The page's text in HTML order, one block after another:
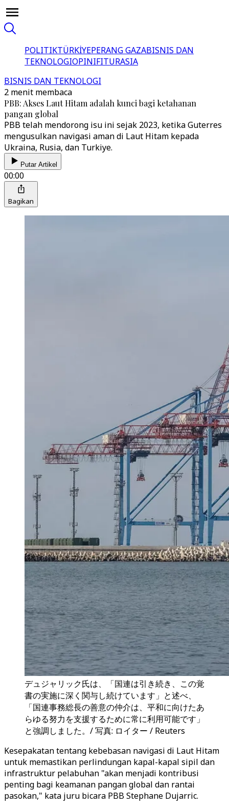
POLITIKTÜRKİYEPERANG GAZABISNIS DAN
TEKNOLOGIOPINIFITURASIA
BISNIS DAN TEKNOLOGI
2 menit membaca
PBB: Akses Laut Hitam adalah kunci bagi ketahanan
pangan global
PBB telah mendorong isu ini sejak 2023, ketika Guterres
mengusulkan navigasi aman di Laut Hitam kepada
Ukraina, Rusia, dan Turkiye.
Putar Artikel
00:00
Bagikan
デュジャリック氏は、「国連は引き続き、この覚
書の実施に深く関与し続けています」と述べ、
「国連事務総長の善意の仲介は、平和に向けたあ
らゆる努力を支援するために常に利用可能です」
と強調しました。/ 写真: ロイター / Reuters
Kesepakatan tentang kebebasan navigasi di Laut Hitam
untuk memastikan perlindungan kapal-kapal sipil dan
infrastruktur pelabuhan "akan menjadi kontribusi
penting bagi keamanan pangan global dan rantai
pasokan," kata juru bicara PBB Stephane Dujarric.